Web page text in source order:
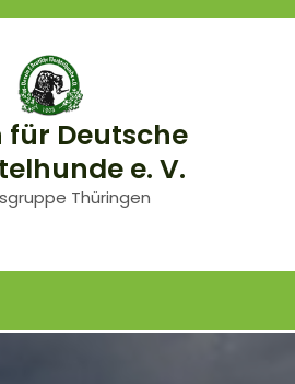
für Deutsche
e. V.
Thüringen